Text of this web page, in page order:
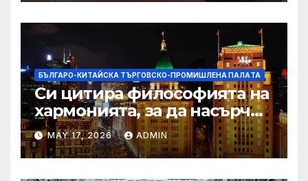
БЪЛГАРО-КИТАЙСКА ТЪРГОВСКО-ПРОМИШЛЕНА ПАЛAТА
Си цитира философията на
хармонията, за да насърчи
съжителството между
Китай и САЩ
MAY 17, 2026 ADMIN